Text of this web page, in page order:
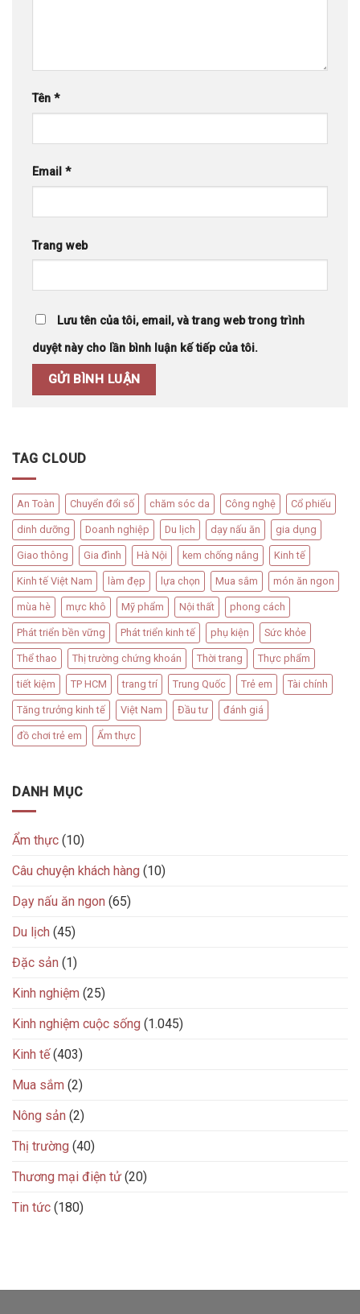
Tên *
Email *
Trang web
Lưu tên của tôi, email, và trang web trong trình
duyệt này cho lần bình luận kế tiếp của tôi.
TAG CLOUD
An Toàn Chuyển đổi số chăm sóc da Công nghệ Cổ phiếu
dinh dưỡng Doanh nghiệp Du lịch dạy nấu ăn gia dụng
Giao thông Gia đình Hà Nội kem chống nắng Kinh tế
Kinh tế Việt Nam làm đẹp lựa chọn Mua sắm món ăn ngon
mùa hè mực khô Mỹ phẩm Nội thất phong cách
Phát triển bền vững Phát triển kinh tế phụ kiện Sức khỏe
Thể thao Thị trường chứng khoán Thời trang Thực phẩm
tiết kiệm TP HCM trang trí Trung Quốc Trẻ em Tài chính
Tăng trưởng kinh tế Việt Nam Đầu tư đánh giá
đồ chơi trẻ em Ẩm thực
DANH MỤC
Ẩm thực (10)
Câu chuyện khách hàng (10)
Dạy nấu ăn ngon (65)
Du lịch (45)
Đặc sản (1)
Kinh nghiệm (25)
Kinh nghiệm cuộc sống (1.045)
Kinh tế(403)
Mua sắm (2)
Nông sản (2)
Thị trường (40)
Thương mại điện tử (20)
Tin tức (180)